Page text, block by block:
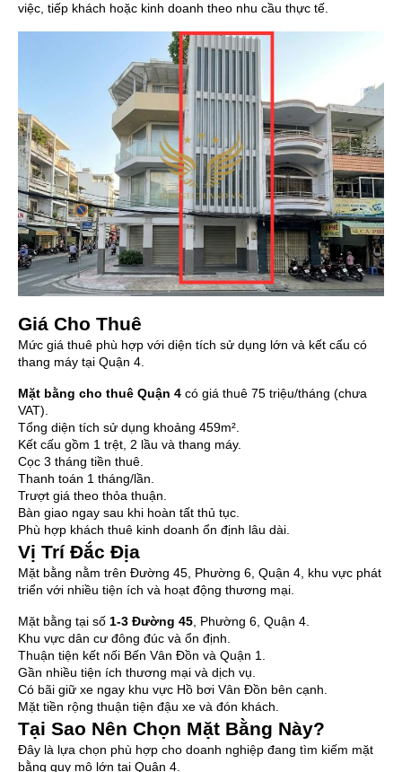
việc, tiếp khách hoặc kinh doanh theo nhu cầu thực tế.
Giá Cho Thuê
Mức giá thuê phù hợp với diện tích sử dụng lớn và kết cấu có
thang máy tại Quận 4.
Mặt bằng cho thuê Quận 4 có giá thuê 75 triệu/tháng (chưa
VAT).
Tổng diện tích sử dụng khoảng 459m².
Kết cấu gồm 1 trệt, 2 lầu và thang máy.
Cọc 3 tháng tiền thuê.
Thanh toán 1 tháng/lần.
Trượt giá theo thỏa thuận.
Bàn giao ngay sau khi hoàn tất thủ tục.
Phù hợp khách thuê kinh doanh ổn định lâu dài.
Vị Trí Đắc Địa
Mặt bằng nằm trên Đường 45, Phường 6, Quận 4, khu vực phát
triển với nhiều tiện ích và hoạt động thương mại.
Mặt bằng tại số 1-3 Đường 45, Phường 6, Quận 4.
Khu vực dân cư đông đúc và ổn định.
Thuận tiện kết nối Bến Vân Đồn và Quận 1.
Gần nhiều tiện ích thương mại và dịch vụ.
Có bãi giữ xe ngay khu vực Hồ bơi Vân Đồn bên cạnh.
Mặt tiền rộng thuận tiện đậu xe và đón khách.
Tại Sao Nên Chọn Mặt Bằng Này?
Đây là lựa chọn phù hợp cho doanh nghiệp đang tìm kiếm mặt
bằng quy mô lớn tại Quận 4.